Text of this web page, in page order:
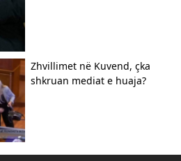
Zhvillimet në Kuvend, çka
shkruan mediat e huaja?